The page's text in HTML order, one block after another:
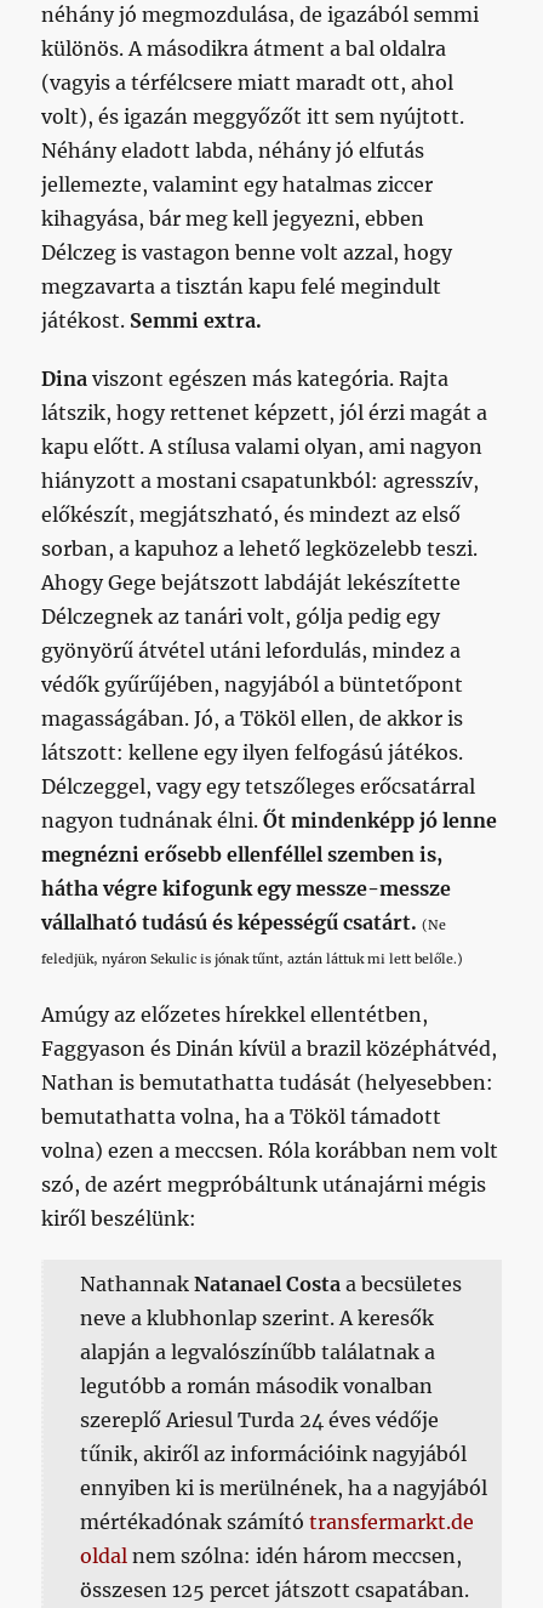
néhány jó megmozdulása, de igazából semmi
különös. A másodikra átment a bal oldalra
(vagyis a térfélcsere miatt maradt ott, ahol
volt), és igazán meggyőzőt itt sem nyújtott.
Néhány eladott labda, néhány jó elfutás
jellemezte, valamint egy hatalmas ziccer
kihagyása, bár meg kell jegyezni, ebben
Délczeg is vastagon benne volt azzal, hogy
megzavarta a tisztán kapu felé megindult
játékost. Semmi extra.
Dina viszont egészen más kategória. Rajta
látszik, hogy rettenet képzett, jól érzi magát a
kapu előtt. A stílusa valami olyan, ami nagyon
hiányzott a mostani csapatunkból: agresszív,
előkészít, megjátszható, és mindezt az első
sorban, a kapuhoz a lehető legközelebb teszi.
Ahogy Gege bejátszott labdáját lekészítette
Délczegnek az tanári volt, gólja pedig egy
gyönyörű átvétel utáni lefordulás, mindez a
védők gyűrűjében, nagyjából a büntetőpont
magasságában. Jó, a Tököl ellen, de akkor is
látszott: kellene egy ilyen felfogású játékos.
Délczeggel, vagy egy tetszőleges erőcsatárral
nagyon tudnának élni.Őt mindenképp jó lenne
megnézni erősebb ellenféllel szemben is,
hátha végre kifogunk egy messze-messze
vállalható tudású és képességű csatárt.(Ne
feledjük, nyáron Sekulic is jónak tűnt, aztán láttuk mi lett belőle.)
Amúgy az előzetes hírekkel ellentétben,
Faggyason és Dinán kívül a brazil középhátvéd,
Nathan is bemutathatta tudását (helyesebben:
bemutathatta volna, ha a Tököl támadott
volna) ezen a meccsen. Róla korábban nem volt
szó, de azért megpróbáltunk utánajárni mégis
kiről beszélünk:
Nathannak Natanael Costa a becsületes
neve a klubhonlap szerint. A keresők
alapján a legvalószínűbb találatnak a
legutóbb a román második vonalban
szereplő Ariesul Turda 24 éves védője
tűnik, akiről az információink nagyjából
ennyiben ki is merülnének, ha a nagyjából
mértékadónak számítótransfermarkt.de
oldal nem szólna: idén három meccsen,
összesen 125 percet játszott csapatában.